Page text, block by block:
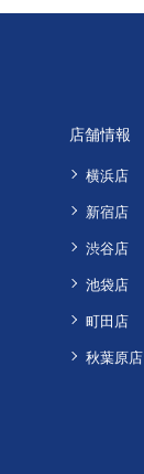
店舗情報
横浜店
新宿店
渋谷店
池袋店
町田店
秋葉原店